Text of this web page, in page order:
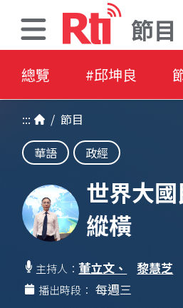
節目
總覽 #邱坤良
::: / 節目
華語
政經
世界大
縱橫
主持人：董立文、 黎慧芝
播出時段： 每週三